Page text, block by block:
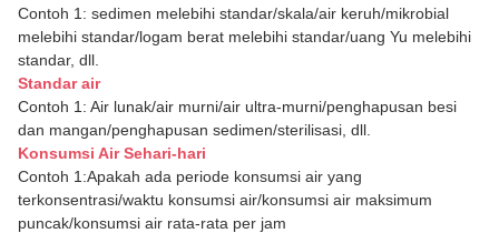
Contoh 1: sedimen melebihi standar/skala/air keruh/mikrobial
melebihi standar/logam berat melebihi standar/uang Yu melebihi
standar, dll.
Standar air
Contoh 1: Air lunak/air murni/air ultra-murni/penghapusan besi
dan mangan/penghapusan sedimen/sterilisasi, dll.
Konsumsi Air Sehari-hari
Contoh 1:Apakah ada periode konsumsi air yang
terkonsentrasi/waktu konsumsi air/konsumsi air maksimum
puncak/konsumsi air rata-rata per jam